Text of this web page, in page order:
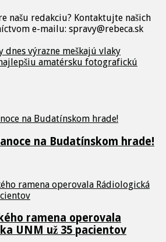
našu redakciu? Kontaktujte našich
e-mailu: spravy@rebeca.sk
dnes výrazne meškajú vlaky
amatérsku fotografickú
na Budatínskom hrade!
ramena operovala
UNM už 35 pacientov